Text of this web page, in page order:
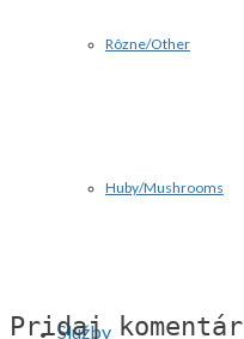
Rôzne/Other
Huby/Mushrooms
Služby
Pridaj komentár